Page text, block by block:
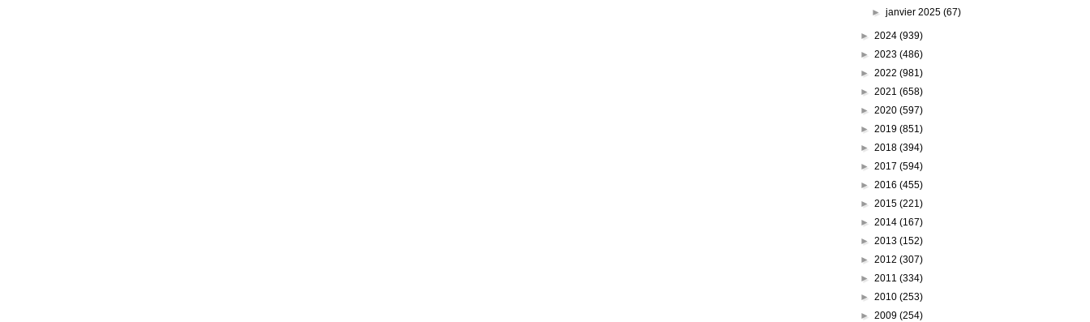
►janvier 2025(67)
► 2024 (939)
► 2023 (486)
► 2022 (981)
► 2021 (658)
► 2020 (597)
► 2019 (851)
► 2018 (394)
► 2017 (594)
► 2016 (455)
► 2015 (221)
► 2014 (167)
► 2013 (152)
► 2012 (307)
► 2011 (334)
► 2010 (253)
► 2009 (254)